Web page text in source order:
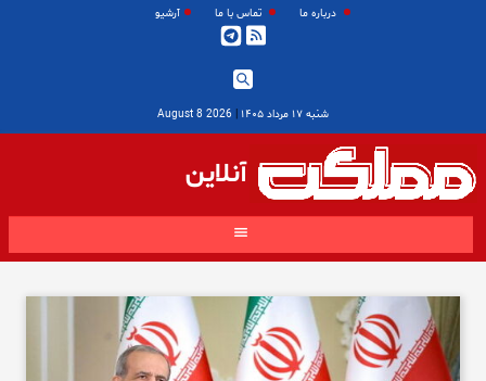
درباره ما تماس با ما آرشیو
شنبه ۱۷ مرداد ۱۴۰۵ |
2026 August 8
آنلاین